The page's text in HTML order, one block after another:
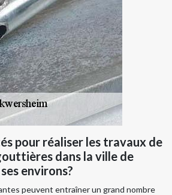
pour réaliser les travaux de
dans la ville de
environs?
peuvent entraîner un grand nombre